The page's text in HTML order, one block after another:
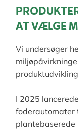
AT VÆLGE
Vi undersøger
I 2025
foderautomater
plantebaserede